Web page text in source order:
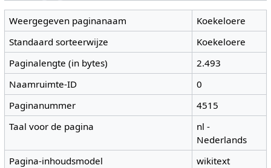
Weergegeven paginanaam
Koekeloere
Standaard sorteerwijze
Koekeloere
Paginalengte (in bytes)
2.493
Naamruimte-ID
0
Paginanummer
4515
Taal voor de pagina
nl -
Nederlands
Pagina-inhoudsmodel
wikitext